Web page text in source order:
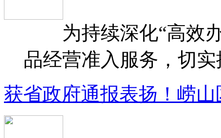
为持续深化“高效办
品经营准入服务，切
获省政府通报表扬！崂